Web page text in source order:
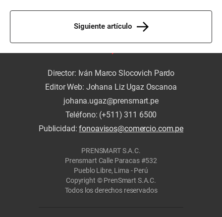
Siguiente artículo
Director: Iván Marco Slocovich Pardo
Editor Web: Johana Liz Ugaz Oscanoa
johana.ugaz@prensmart.pe
Teléfono: (+511) 311 6500
Publicidad:fonoavisos@comercio.com.pe
PRENSMART S.A.C.
Prensmart Calle Paracas #532
Pueblo Libre, Lima - Perú
Copyright © PrenSmart S.A.C.
Todos los derechos reservados